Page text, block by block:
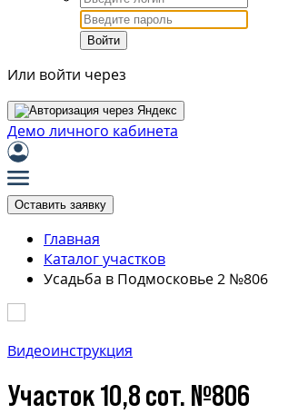
Войти
Или войти через
Демо личного кабинета
Оставить заявку
Главная
Каталог участков
Усадьба в Подмосковье 2 №806
Видеоинструкция
Участок 10,8 сот. №806